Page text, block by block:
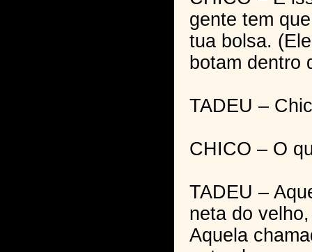
gente tem
tua bolsa.
botam dentro
TADEU –
CHICO – O
TADEU –
neta do
Aquela